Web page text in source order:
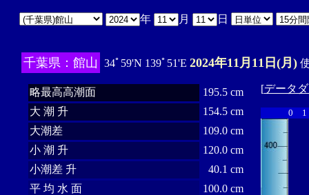
年 月 日
千葉県：館山 34ﾟ59'N 139ﾟ51'E 2024年11月11日(月)
略最高高潮面
195.5 cm
大 潮 升
154.5 cm
大潮差
109.0 cm
小 潮 升
120.0 cm
小潮差 升
40.1 cm
平 均 水 面
100.0 cm
[データ
0 1